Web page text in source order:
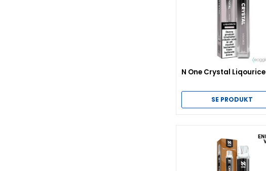
N One Crystal Liqourice
SE PRODUKT